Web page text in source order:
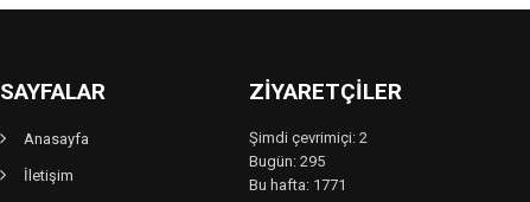
SAYFALAR
Anasayfa
İletişim
ZIYARETÇILER
Şimdi çevrimiçi: 2
Bugün: 295
Bu hafta: 1771